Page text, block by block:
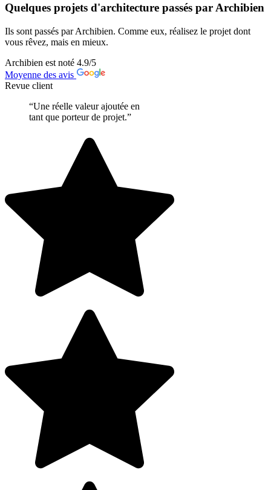
Quelques projets d'architecture passés par Archibien
Ils sont passés par Archibien. Comme eux, réalisez le projet dont
vous rêvez, mais en mieux.
Archibien est noté 4.9/5
Moyenne des avis
Revue client
“Une réelle valeur ajoutée en
tant que porteur de projet.”